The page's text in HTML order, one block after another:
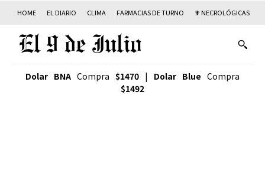
HOME EL DIARIO CLIMA FARMACIAS DE TURNO ✟ NECROLÓGICAS
Dolar BNA Compra $1470 | Dolar Blue Compra
$1492